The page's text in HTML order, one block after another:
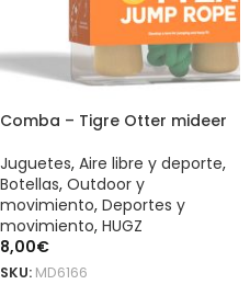
Comba – Tigre Otter mideer
Juguetes, Aire libre y deporte,
Botellas, Outdoor y
movimiento, Deportes y
movimiento, HUGZ
8,00€
SKU: MD6166